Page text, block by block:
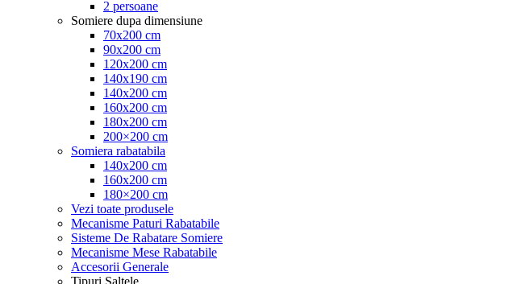
2 persoane
Somiere dupa dimensiune
70x200 cm
90x200 cm
120x200 cm
140x190 cm
140x200 cm
160x200 cm
180x200 cm
200×200 cm
Somiera rabatabila
140x200 cm
160x200 cm
180×200 cm
Vezi toate produsele
Mecanisme Paturi Rabatabile
Sisteme De Rabatare Somiere
Mecanisme Mese Rabatabile
Accesorii Generale
Tipuri Saltele